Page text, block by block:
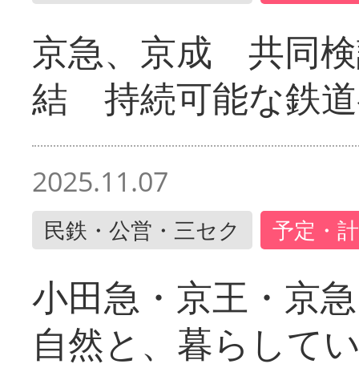
京急、京成 共同
結 持続可能な鉄
2025.11.07
民鉄・公営・三セク 予定・
小田急・京王・京
自然と、暮らして